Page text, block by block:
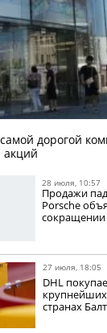
дорогой
акций
28 июля, 10:57
Продажи
Porsche
сокращении
27 июля, 18:05
DHL
крупнейших
странах